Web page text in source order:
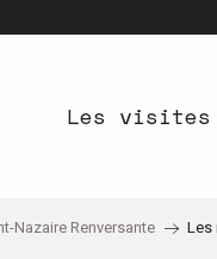
Les visites
Nazaire Renversante Les